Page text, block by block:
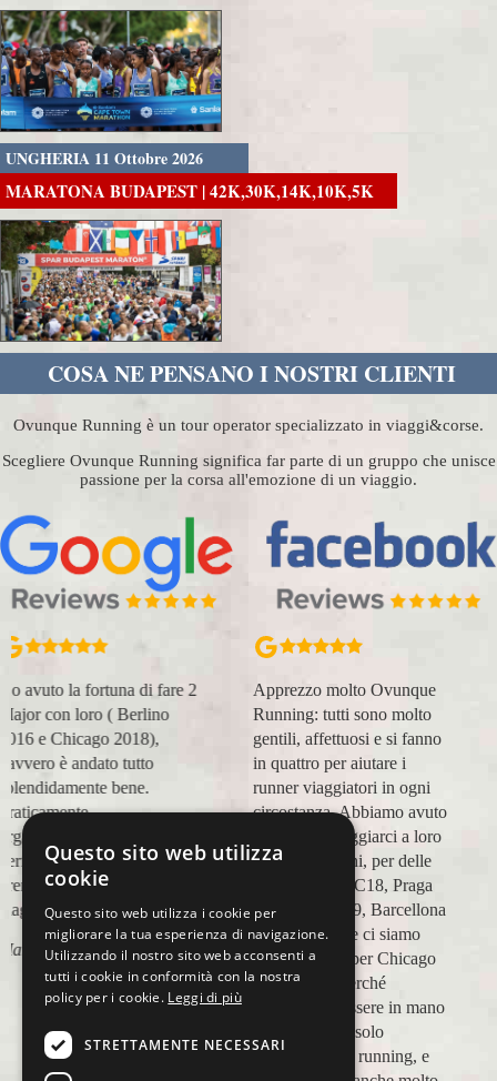
UNGHERIA 11 Ottobre 2026
MARATONA BUDAPEST | 42K,30K,14K,10K,5K
COSA NE PENSANO I NOSTRI CLIENTI
Ovunque Running è un tour operator specializzato in viaggi&corse.
Scegliere Ovunque Running significa far parte di un gruppo che unisce
passione per la corsa all'emozione di un viaggio.
Apprezzo molto Ovunque
Running: tutti sono molto
gentili, affettuosi e si fanno
in quattro per aiutare i
runner viaggiatori in ogni
circostanza. Abbiamo avuto
modo di appoggiarci a loro
in più occasioni, per delle
maratone (NYC18, Praga
19, Valencia 19, Barcellona
21, NYC 22) e ci siamo
affidati a loro per Chicago
23 (ottobre) perché
sappiamo di essere in mano
a persone non solo
competenti sul running, e
Organizzazione perfetta,
accompagnatori super
(Massimo e Anna). Prima
esperienza con voi molto
positiva! Alla prossima e
grazie!
Lara Buranti
Questo sito web utilizza
cookie
Questo sito web utilizza i cookie per
migliorare la tua esperienza di navigazione.
Utilizzando il nostro sito web acconsenti a
tutti i cookie in conformità con la nostra
policy per i cookie. Leggi di più
STRETTAMENTE NECESSARI